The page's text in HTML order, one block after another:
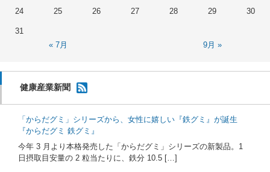
24 25 26 27 28 29 30
31
« 7月
9月 »
健康産業新聞
「からだグミ」シリーズから、女性に嬉しい『鉄グミ』が誕生
『からだグミ 鉄グミ』
今年 3 月より本格発売した「からだグミ」シリーズの新製品。1
日摂取目安量の 2 粒当たりに、鉄分 10.5 […]